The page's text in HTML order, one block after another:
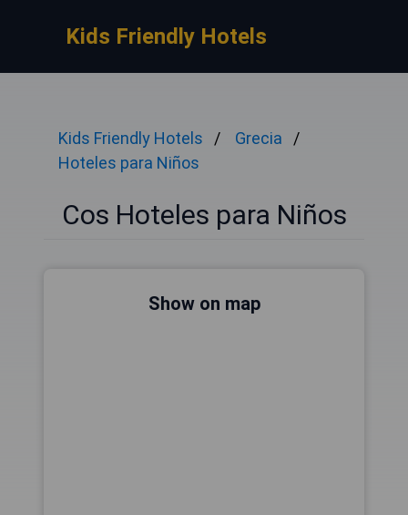
Kids Friendly Hotels
Kids Friendly Hotels
Grecia
Hoteles para Niños
Cos Hoteles para Niños
Show on map